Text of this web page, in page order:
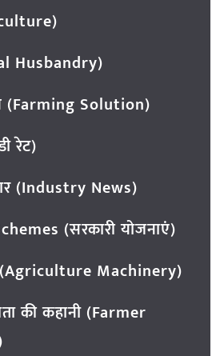
Husbandry)
(Farming Solution)
रेट)
(Industry News)
(सरकारी योजनाएं)
(Agriculture Machinery)
की कहानी (Farmer